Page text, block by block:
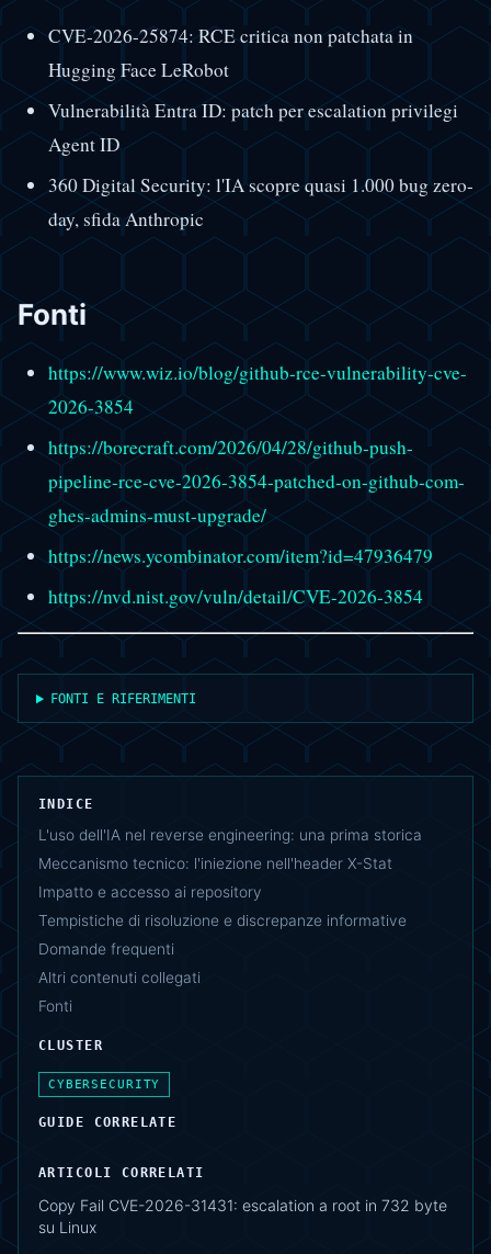
CVE-2026-25874: RCE critica non patchata in
Hugging Face LeRobot
Vulnerabilità Entra ID: patch per escalation privilegi
Agent ID
360 Digital Security: l'IA scopre quasi 1.000 bug zero-
day, sfida Anthropic
Fonti
https://www.wiz.io/blog/github-rce-vulnerability-cve-
2026-3854
https://borecraft.com/2026/04/28/github-push-
pipeline-rce-cve-2026-3854-patched-on-github-com-
ghes-admins-must-upgrade/
https://news.ycombinator.com/item?id=47936479
https://nvd.nist.gov/vuln/detail/CVE-2026-3854
FONTI E RIFERIMENTI
INDICE
L'uso dell'IA nel reverse engineering: una prima storica
Meccanismo tecnico: l'iniezione nell'header X-Stat
Impatto e accesso ai repository
Tempistiche di risoluzione e discrepanze informative
Domande frequenti
Altri contenuti collegati
Fonti
CLUSTER
CYBERSECURITY
GUIDE CORRELATE
ARTICOLI CORRELATI
Copy Fail CVE-2026-31431: escalation a root in 732 byte
su Linux